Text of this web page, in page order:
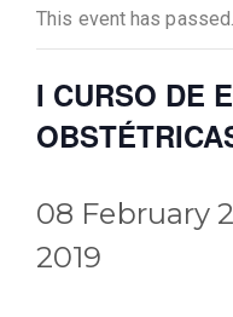
This event has passed.
I CURSO DE
08 February
2019